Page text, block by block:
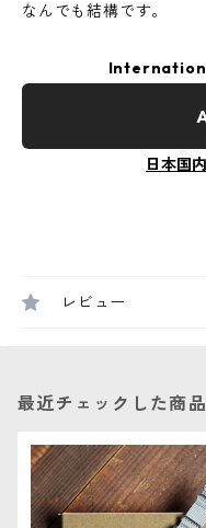
なんでも結構です。
日本国
レビュー
最近チェックした商品